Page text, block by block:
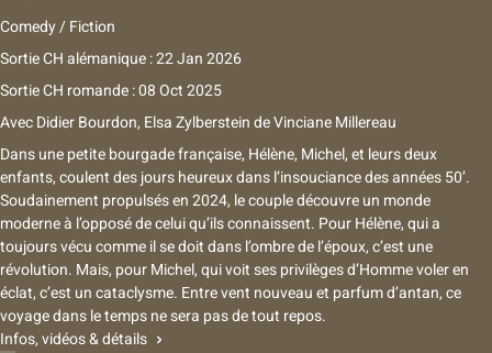
Comedy / Fiction
Sortie CH alémanique : 22 Jan 2026
Sortie CH romande : 08 Oct 2025
AvecDidier Bourdon, Elsa ZylbersteindeVinciane Millereau
Dans une petite bourgade française, Hélène, Michel, et leurs deux
enfants, coulent des jours heureux dans l’insouciance des années 50’.
Soudainement propulsés en 2024, le couple découvre un monde
moderne à l’opposé de celui qu’ils connaissent. Pour Hélène, qui a
toujours vécu comme il se doit dans l’ombre de l’époux, c’est une
révolution. Mais, pour Michel, qui voit ses privilèges d’Homme voler en
éclat, c’est un cataclysme. Entre vent nouveau et parfum d’antan, ce
voyage dans le temps ne sera pas de tout repos.
Infos, vidéos & détails